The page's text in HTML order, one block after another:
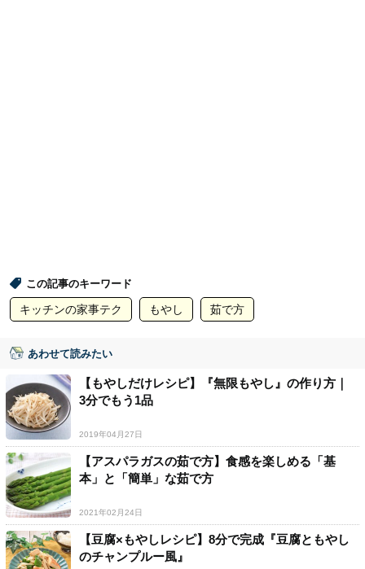
この記事のキーワード
キッチンの家事テク もやし 茹で方
あわせて読みたい
【もやしだけレシピ】『無限もやし』の作り方｜
3分でもう1品
2019年04月27日
【アスパラガスの茹で方】食感を楽しめる「基
本」と「簡単」な茹で方
2021年02月24日
【豆腐×もやしレシピ】8分で完成『豆腐ともやし
のチャンプルー風』